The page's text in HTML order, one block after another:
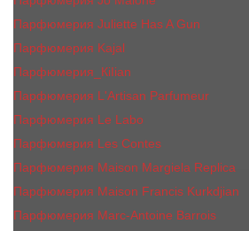
Парфюмерия Juliette Has A Gun
Парфюмерия Kajal
Парфюмерия_КiIiаn
Парфюмерия L'Artisan Parfumeur
Парфюмерия Le Labo
Парфюмерия Les Contes
Парфюмерия Maison Margiela Replica
Парфюмерия Maison Francis Kurkdjian
Парфюмерия Marc-Antoine Barrois